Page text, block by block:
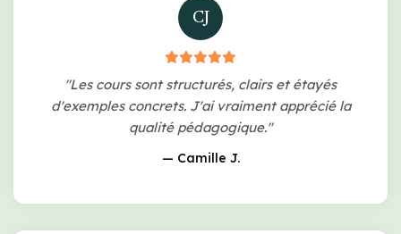
CJ
"Les cours sont structurés, clairs et étayés
d'exemples concrets. J'ai vraiment apprécié la
qualité pédagogique."
— Camille J.